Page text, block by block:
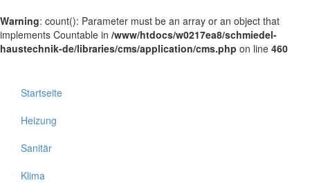
Warning: count(): Parameter must be an array or an object that
implements Countable in /www/htdocs/w0217ea8/schmiedel-
haustechnik-de/libraries/cms/application/cms.php on line 460
Startseite
Heizung
Sanitär
Klima